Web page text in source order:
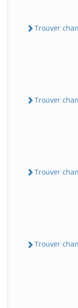
Trouver
Trouver
Trouver
Trouver